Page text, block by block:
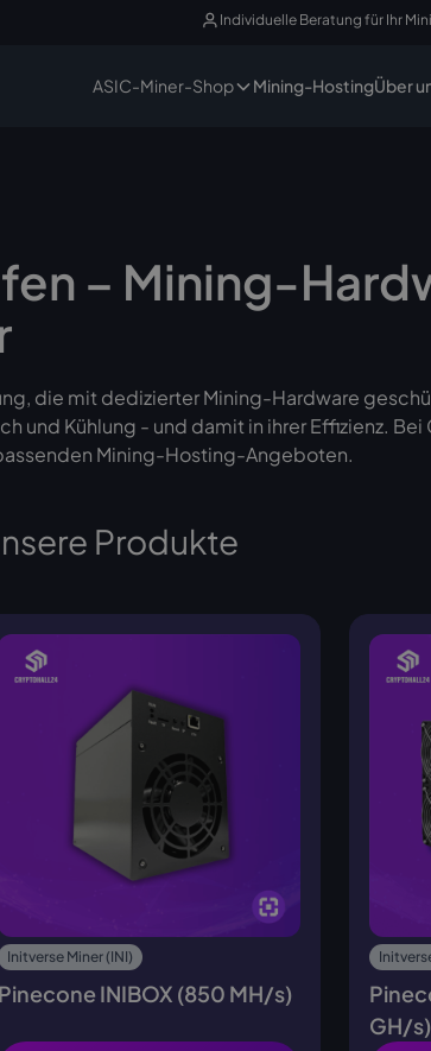
Individuelle Beratung für Ihr
ASIC-Miner-Shop Mining-HostingÜber
– Mining-
die mit dedizierter Mining-Hardware
und Kühlung - und damit in ihrer Effizienz.
Mining-Hosting-Angeboten.
Produkte
Initverse Miner (INI)
Pinecone INIBOX (850 MH/s)
GH/s)